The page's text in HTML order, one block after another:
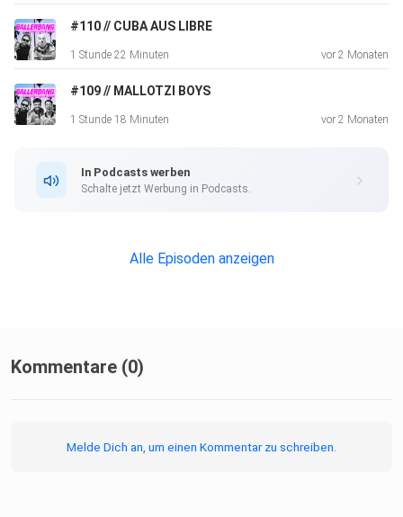
#110 // CUBA AUS LIBRE
1 Stunde 22 Minuten vor 2 Monaten
#109 // MALLOTZI BOYS
1 Stunde 18 Minuten vor 2 Monaten
In Podcasts werben
Schalte jetzt Werbung in Podcasts.
Alle Episoden anzeigen
Kommentare (0)
Melde Dich an, um einen Kommentar zu schreiben.